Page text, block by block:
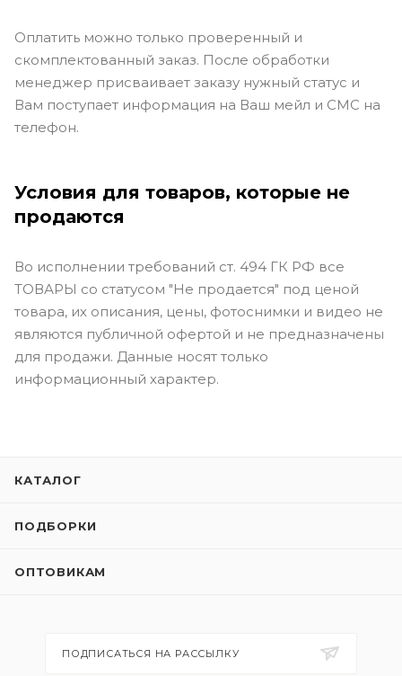
Оплатить можно только проверенный и
скомплектованный заказ. После обработки
менеджер присваивает заказу нужный статус и
Вам поступает информация на Ваш мейл и СМС на
телефон.
Условия для товаров, которые не
продаются
Во исполнении требований ст. 494 ГК РФ все
ТОВАРЫ со статусом "Не продается" под ценой
товара, их описания, цены, фотоснимки и видео не
являются публичной офертой и не предназначены
для продажи. Данные носят только
информационный характер.
КАТАЛОГ
ПОДБОРКИ
ОПТОВИКАМ
ПОДПИСАТЬСЯ НА РАССЫЛКУ